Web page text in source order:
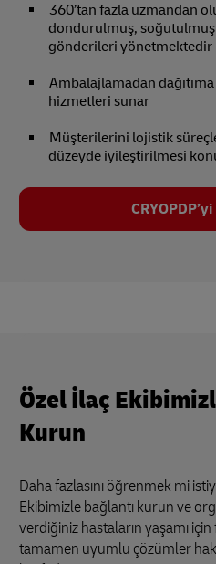
360’tan fazla uzmandan
dondurulmuş, soğutulmuş
gönderileri yönetmektedir
Ambalajlamadan
hizmetleri sunar
Müşterilerini lojistik
düzeyde iyileştirilmesi
Özel İlaç
Kurun
Daha fazlasını öğrenmek mi
Ekibimizle bağlantı kurun ve
verdiğiniz hastaların yaşamı
tamamen uyumlu çözümler